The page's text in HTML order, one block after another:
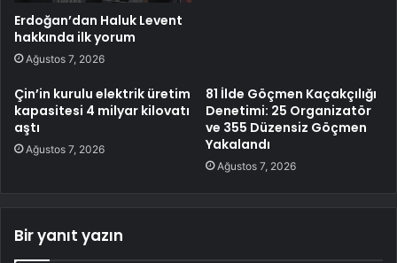
Erdoğan’dan Haluk Levent
hakkında ilk yorum
Ağustos 7, 2026
Çin’in kurulu elektrik üretim
kapasitesi 4 milyar kilovatı
aştı
Ağustos 7, 2026
81 İlde Göçmen Kaçakçılığı
Denetimi: 25 Organizatör
ve 355 Düzensiz Göçmen
Yakalandı
Ağustos 7, 2026
Bir yanıt yazın